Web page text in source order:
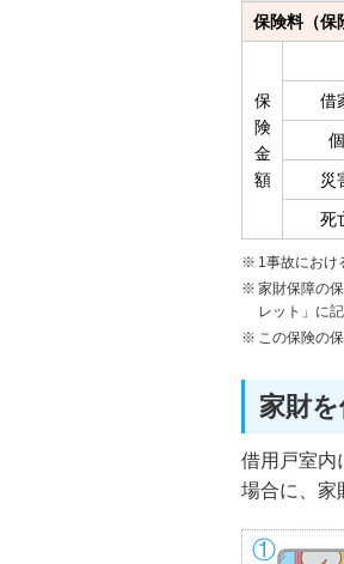
保険料（保
保
険
金
額
借
災
死
1事故におけ
家財保障の
レット」に
この保険の
家財
借用戸室内
場合に、家
①